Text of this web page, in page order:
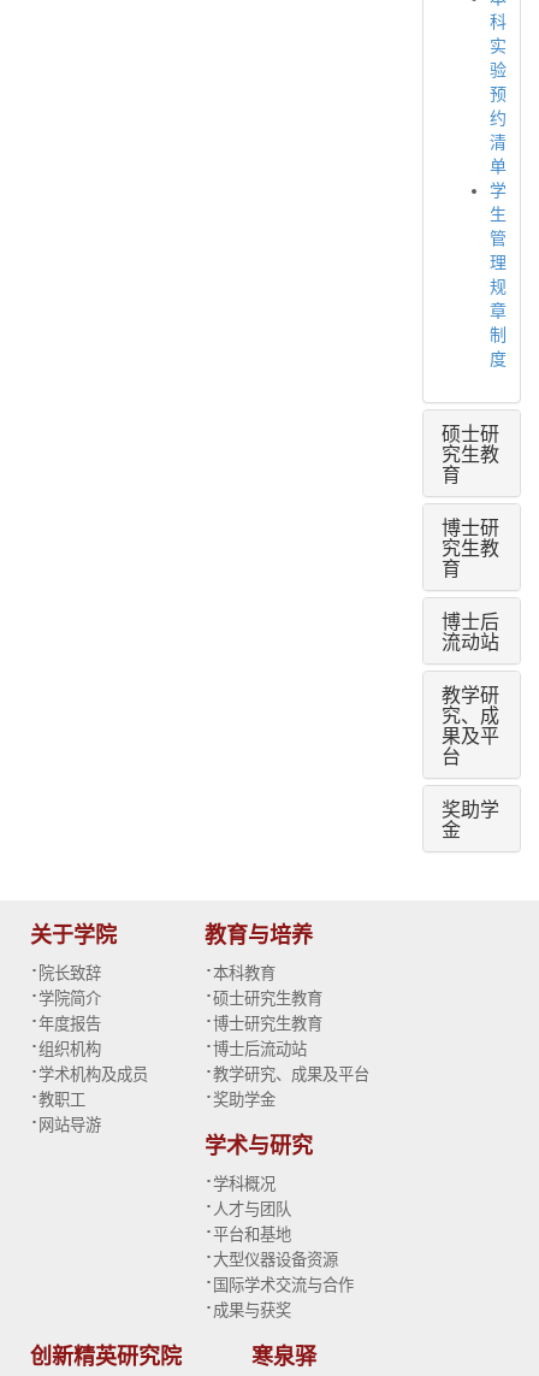
科
实
验
预
约
清
单
学
生
管
理
规
章
制
度
硕士研
究生教
育
博士研
究生教
育
博士后
流动站
教学研
究、成
果及平
台
奖助学
金
关于学院
· 院长致辞
·学院简介
·年度报告
·组织机构
·学术机构及成员
·教职工
· 网站导游
教育与培养
·本科教育
·硕士研究生教育
·博士研究生教育
·博士后流动站
·教学研究、成果及平台
·奖助学金
学术与研究
·学科概况
· 人才与团队
·平台和基地
·大型仪器设备资源
· 国际学术交流与合作
· 成果与获奖
创新精英研究院 寒泉驿